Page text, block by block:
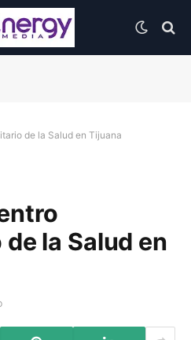
de la Salud en Tijuana
la Salud en